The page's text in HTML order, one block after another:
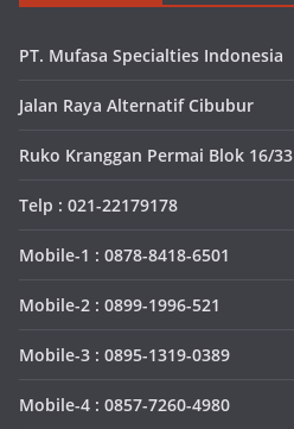
PT. Mufasa Specialties Indonesia
Jalan Raya Alternatif Cibubur
Ruko Kranggan Permai Blok 16/33
Telp : 021-22179178
Mobile-1 : 0878-8418-6501
Mobile-2 : 0899-1996-521
Mobile-3 : 0895-1319-0389
Mobile-4 : 0857-7260-4980